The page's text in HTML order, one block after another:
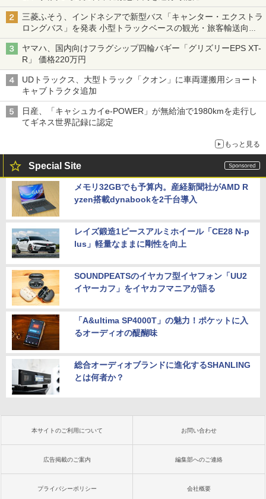
三菱ふそう、インドネシアで新型バス「キャンター・エクストラ
ロングバス」を発表 小型トラックベースの観光・旅客輸送向け
バス
ヤマハ、国内向けフラグシップ四輪バギー「グリズリーEPS XT-
R」 価格220万円
UDトラックス、大型トラック「クオン」に車両運搬用ショート
キャブトラクタ追加
日産、「キャシュカイe-POWER」が無給油で1980kmを走行し
てギネス世界記録に認定
もっと見る
Special Site
メモリ32GBでも予算内。産経新聞社がAMD R
yzen搭載dynabookを2千台導入
レイズ鍛造1ピースアルミホイール「CE28 N-p
lus」軽量なままに剛性を向上
SOUNDPEATSのイヤカフ型イヤフォン「UU2
イヤーカフ」をイヤカフマニアが語る
「A&ultima SP4000T」の魅力！ポケットに入
るオーディオの醍醐味
総合オーディオブランドに進化するSHANLING
とは何者か？
本サイトのご利用について お問い合わせ
広告掲載のご案内 編集部へのご連絡
プライバシーポリシー 会社概要